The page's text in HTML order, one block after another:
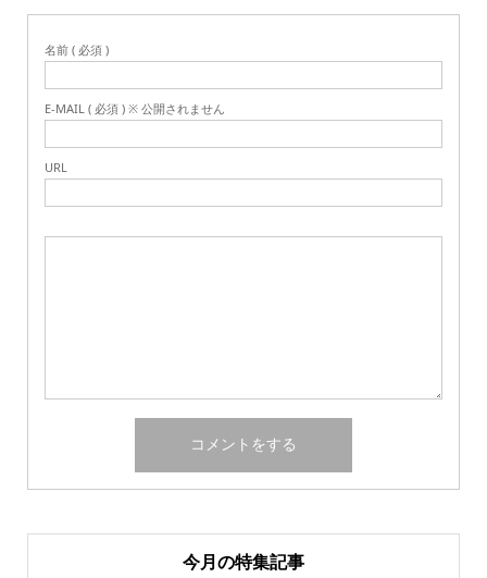
名前 ( 必須 )
E-MAIL ( 必須 ) ※ 公開されません
URL
今月の特集記事